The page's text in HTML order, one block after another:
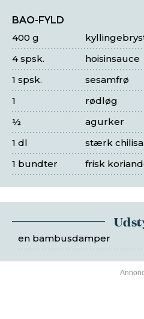
BAO-FYLD
400 g
hoisinsauce
4 spsk.
sesamfrø
1 spsk.
rødløg
1
agurker
½
stærk
1 dl
frisk
1 bundter
en bambusdamper